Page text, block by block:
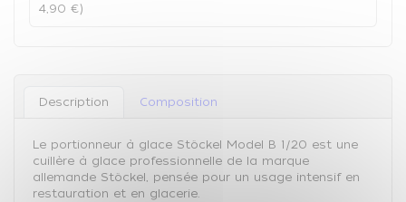
4,90 €)
Description Composition
Le portionneur à glace Stöckel Model B 1/20 est une
cuillère à glace professionnelle de la marque
allemande Stöckel, pensée pour un usage intensif en
restauration et en glacerie.